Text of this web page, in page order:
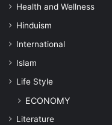
Health and Wellness
Hinduism
International
Islam
Life Style
ECONOMY
Literature